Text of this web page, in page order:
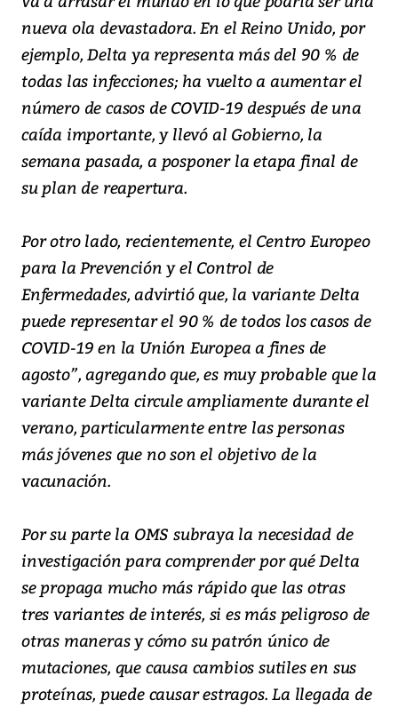
nueva ola devastadora. En el Reino Unido, por
ejemplo, Delta ya representa más del 90 % de
todas las infecciones; ha vuelto a aumentar el
número de casos de COVID-19 después de una
caída importante, y llevó al Gobierno, la
semana pasada, a posponer la etapa final de
su plan de reapertura.
Por otro lado, recientemente, el Centro Europeo
para la Prevención y el Control de
Enfermedades, advirtió que, la variante Delta
puede representar el 90 % de todos los casos de
COVID-19 en la Unión Europea a fines de
agosto”, agregando que, es muy probable que la
variante Delta circule ampliamente durante el
verano, particularmente entre las personas
más jóvenes que no son el objetivo de la
vacunación.
Por su parte la OMS subraya la necesidad de
investigación para comprender por qué Delta
se propaga mucho más rápido que las otras
tres variantes de interés, si es más peligroso de
otras maneras y cómo su patrón único de
mutaciones, que causa cambios sutiles en sus
proteínas, puede causar estragos. La llegada de